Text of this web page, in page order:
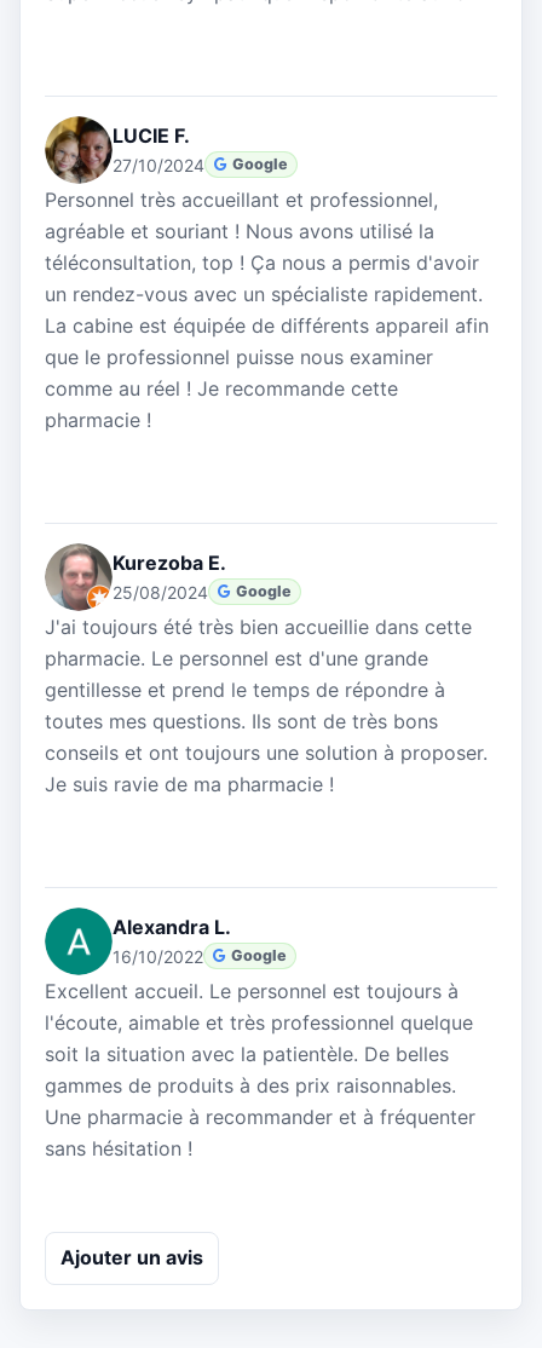
LUCIE F.
27/10/2024 Google
Personnel très accueillant et professionnel,
agréable et souriant ! Nous avons utilisé la
téléconsultation, top ! Ça nous a permis d'avoir
un rendez-vous avec un spécialiste rapidement.
La cabine est équipée de différents appareil afin
que le professionnel puisse nous examiner
comme au réel ! Je recommande cette
pharmacie !
Kurezoba E.
25/08/2024 Google
J'ai toujours été très bien accueillie dans cette
pharmacie. Le personnel est d'une grande
gentillesse et prend le temps de répondre à
toutes mes questions. Ils sont de très bons
conseils et ont toujours une solution à proposer.
Je suis ravie de ma pharmacie !
Alexandra L.
16/10/2022 Google
Excellent accueil. Le personnel est toujours à
l'écoute, aimable et très professionnel quelque
soit la situation avec la patientèle. De belles
gammes de produits à des prix raisonnables.
Une pharmacie à recommander et à fréquenter
sans hésitation !
Ajouter un avis